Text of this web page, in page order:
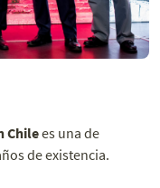
Chilees una de
de existencia.